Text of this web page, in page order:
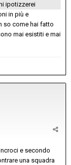
ipotizzerei
in più e
so come hai fatto
mai esistiti e mai
e secondo
una squadra